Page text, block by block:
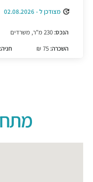
מצודכן ל - 02.08.2026
הנכס:
השכרה:
חניה: